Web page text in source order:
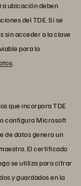
ubicación deben
del TDE. Si se
sin acceder a la clave
para la
que incorpora TDE
configura Microsoft
de datos genera un
El certificado
se utiliza para cifrar
y guardados en la